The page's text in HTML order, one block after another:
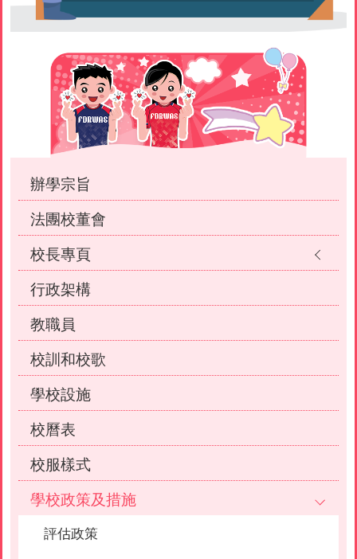
Main
navigation
辦學宗旨
法團校董會
校長專頁
行政架構
教職員
校訓和校歌
學校設施
校曆表
校服樣式
學校政策及措施
評估政策